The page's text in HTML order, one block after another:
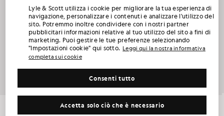
Polo a maglia fine con collo aperto
Lyle & Scott utilizza i cookie per migliorare la tua esperienza di
navigazione, personalizzare i contenuti e analizzare l'utilizzo del
sito. Potremmo inoltre condividere con i nostri partner
pubblicitari informazioni relative al tuo utilizzo del sito a fini di
marketing. Puoi gestire le tue preferenze selezionando
"Impostazioni cookie" qui sotto. Leggi qui la nostra informativa
completa sui cookie
Accetta solo ciò che è necessario
Consenti tutto
SBLOCCA IL 15% DI SCONTO SUL TUO
PRIMO ORDINE
Iscriviti al Club Lyle & Scott e sarai il primo a scoprire le novità della nuova stagione, le
collaborazioni e i saldi stagionali riservati ai soci, oltre a ricevere un esclusivo codice di
benvenuto con uno sconto del 15%.
Altre preferenze di comunicazione?
RICHIEDI LA MIA OFFERTA